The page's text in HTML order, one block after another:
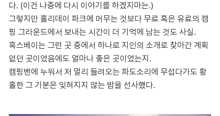
다. (이건 나중에 다시 이야기를 하겠지마는.)
그렇지만 홀리데이 파크에 머무는 것보다 무료 혹은 유료의 캠
핑 그라운드에서 보내는 시간이 더 기억에 남는 것도 사실.
혹스베이는 그런 곳 중에서 하나로 지인의 소개로 찾아간 계획
없던 곳이었음에도 얼마나 좋은 곳이었는지.
캠핑밴에 누워서 저 멀리 들려오는 파도소리에 무섭다가도 황
홀한 그 기분은 잊혀지지 않는 밤을 선사했다.